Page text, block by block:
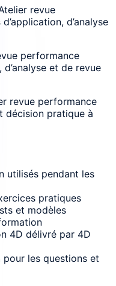
revue
d’analyse
performance
et de revue
revue performance
décision pratique à
utilisés pendant les
pratiques
et modèles
4D délivré par 4D
les questions et